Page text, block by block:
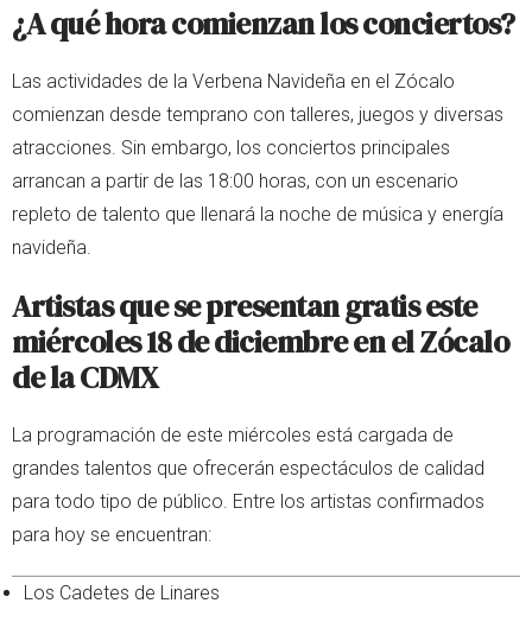
¿A qué hora comienzan los conciertos?
Las actividades de la Verbena Navideña en el Zócalo
comienzan desde temprano con talleres, juegos y diversas
atracciones. Sin embargo, los conciertos principales
arrancan a partir de las 18:00 horas, con un escenario
repleto de talento que llenará la noche de música y energía
navideña.
Artistas que se presentan gratis este
miércoles 18 de diciembre en el Zócalo
de la CDMX
La programación de este miércoles está cargada de
grandes talentos que ofrecerán espectáculos de calidad
para todo tipo de público. Entre los artistas confirmados
para hoy se encuentran:
Los Cadetes de Linares